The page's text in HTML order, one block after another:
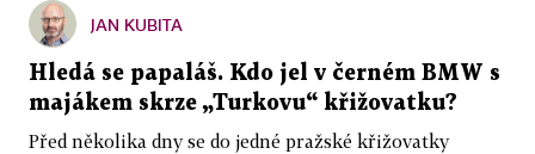
JAN KUBITA
Hledá se papaláš. Kdo jel v černém BMW s
majákem skrze „Turkovu“ křižovatku?
Před několika dny se do jedné pražské křižovatky